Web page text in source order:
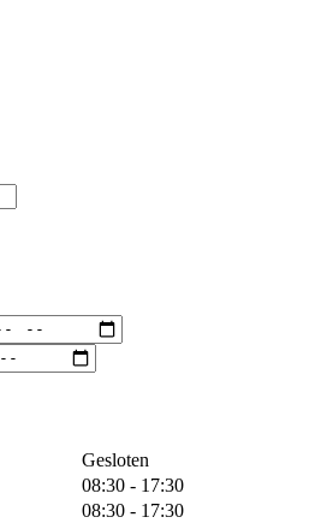
Gesloten
08:30 - 17:30
08:30 - 17:30